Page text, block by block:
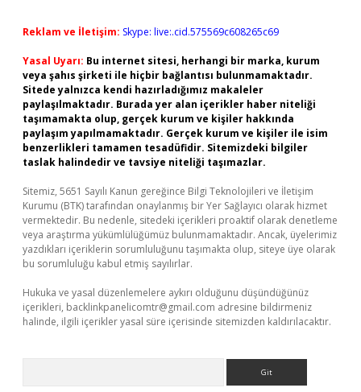
Reklam ve İletişim: Skype: live:.cid.575569c608265c69
Yasal Uyarı: Bu internet sitesi, herhangi bir marka, kurum
veya şahıs şirketi ile hiçbir bağlantısı bulunmamaktadır.
Sitede yalnızca kendi hazırladığımız makaleler
paylaşılmaktadır. Burada yer alan içerikler haber niteliği
taşımamakta olup, gerçek kurum ve kişiler hakkında
paylaşım yapılmamaktadır. Gerçek kurum ve kişiler ile isim
benzerlikleri tamamen tesadüfidir. Sitemizdeki bilgiler
taslak halindedir ve tavsiye niteliği taşımazlar.
Sitemiz, 5651 Sayılı Kanun gereğince Bilgi Teknolojileri ve İletişim
Kurumu (BTK) tarafından onaylanmış bir Yer Sağlayıcı olarak hizmet
vermektedir. Bu nedenle, sitedeki içerikleri proaktif olarak denetleme
veya araştırma yükümlülüğümüz bulunmamaktadır. Ancak, üyelerimiz
yazdıkları içeriklerin sorumluluğunu taşımakta olup, siteye üye olarak
bu sorumluluğu kabul etmiş sayılırlar.
Hukuka ve yasal düzenlemelere aykırı olduğunu düşündüğünüz
içerikleri, backlinkpanelicomtr@gmail.com adresine bildirmeniz
halinde, ilgili içerikler yasal süre içerisinde sitemizden kaldırılacaktır.